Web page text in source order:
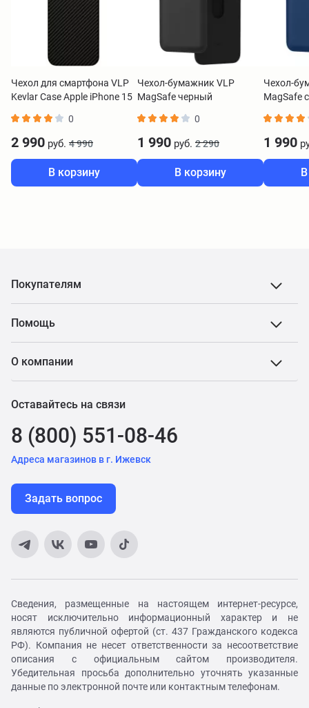
Чехол для смартфона VLP
Kevlar Case Apple iPhone 15
0
2 990 руб. 4 990
В корзину
Чехол-бумажник VLP
MagSafe черный
0
1 990 руб. 2 290
В корзину
Чехол-
MagSafe
1 990
Покупателям
Помощь
О компании
Оставайтесь на связи
8 (800) 551-08-46
Адреса магазинов в г. Ижевск
Задать вопрос
Сведения, размещенные на настоящем интернет-ресурсе,
носят исключительно информационный характер и не
являются публичной офертой (ст. 437 Гражданского кодекса
РФ). Компания не несет ответственности за несоответствие
описания с официальным сайтом производителя.
Убедительная просьба дополнительно уточнять указанные
данные по электронной почте или контактным телефонам.